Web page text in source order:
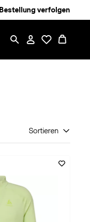
Bestellung verfolgen
Sortieren